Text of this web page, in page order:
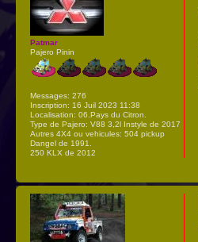
Patmar
Pajero Pinin
Messages: 276
Inscription: 16 Juil 2023 11:38
Localisation: 06.Pays du Citron.
Type de Pajero: V88 3,2l Instyle de 2017
Autres 4X4 ou vehicules: 504 pickup
Dangel de 1991.
250 KLX de 2012